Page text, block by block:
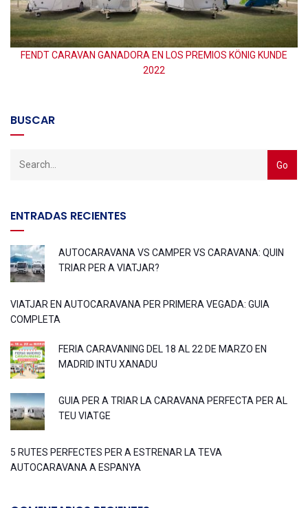
FENDT CARAVAN GANADORA EN LOS PREMIOS KÖNIG KUNDE
2022
BUSCAR
ENTRADAS RECIENTES
AUTOCARAVANA VS CAMPER VS CARAVANA: QUIN
TRIAR PER A VIATJAR?
VIATJAR EN AUTOCARAVANA PER PRIMERA VEGADA: GUIA
COMPLETA
FERIA CARAVANING DEL 18 AL 22 DE MARZO EN
MADRID INTU XANADU
GUIA PER A TRIAR LA CARAVANA PERFECTA PER AL
TEU VIATGE
5 RUTES PERFECTES PER A ESTRENAR LA TEVA
AUTOCARAVANA A ESPANYA